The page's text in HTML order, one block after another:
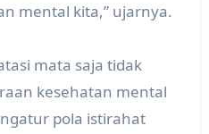
mental kita,” ujarnya.
mata saja tidak
kesehatan mental
pola istirahat